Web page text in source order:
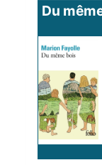
Du